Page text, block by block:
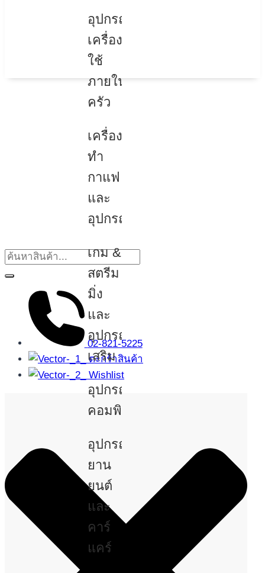
อุปกรณ์
เครื่อง
ใช้
ภายใน
ครัว
เครื่อง
ทำ
กาแฟ
และ
อุปกรณ์
เกม &
สตรีม
มิ่ง
และ
อุปกรณ์
เสริม
อุปกรณ์
คอมพิวเตอร์
อุปกรณ์
ยาน
ยนต์
และ
คาร์
แคร์
02-821-5225
ตะกร้าสินค้า
Wishlist